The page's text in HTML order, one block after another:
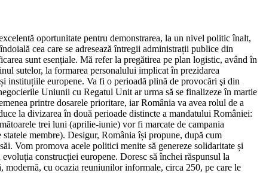
oportunitate pentru demonstrarea, la un nivel politic înalt,
cea care se adresează întregii administrații publice din
sunt esențiale. Mă refer la pregătirea pe plan logistic, având în
sutelor, la formarea personalului implicat în prezidarea
instituțiile europene. Va fi o perioadă plină de provocări şi din
Uniunii cu Regatul Unit ar urma să se finalizeze în martie
printre dosarele prioritare, iar România va avea rolul de a
la divizarea în două perioade distincte a mandatului României:
trei luni (aprilie-iunie) vor fi marcate de campania
membre). Desigur, România își propune, după cum
Vom promova acele politici menite să genereze solidaritate și
construcției europene. Doresc să închei răspunsul la
modernă, cu ocazia reuniunilor informale, circa 250, pe care le